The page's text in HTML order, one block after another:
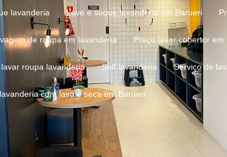
lavanderia Lave e seque lavanderia em Barueri
de roupa em lavanderia Preço lavar cobertor
lavar roupa lavanderia Self lavanderia Serviço de
lavanderia com lava e seca em Barueri